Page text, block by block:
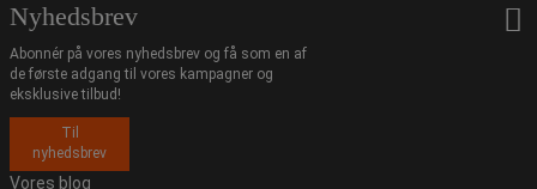
Nyhedsbrev
Abonnér på vores nyhedsbrev og få som en af
de første adgang til vores kampagner og
eksklusive tilbud!
Til
nyhedsbrev
Vores blog